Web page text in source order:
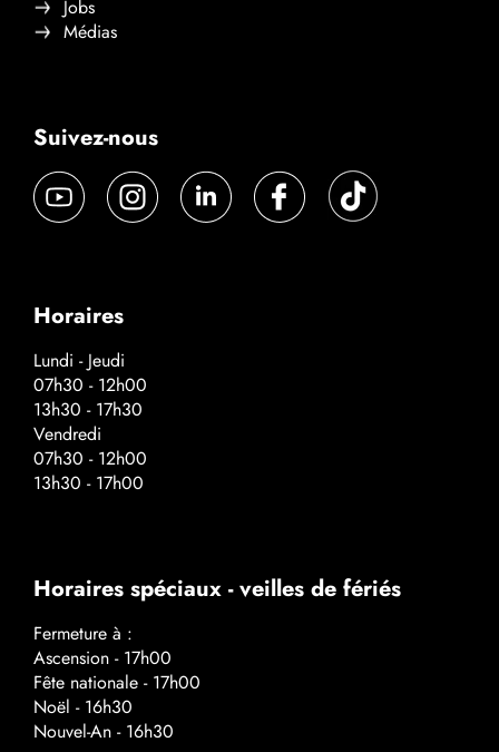
Jobs
Médias
Suivez-nous
Horaires
Lundi - Jeudi
07h30 - 12h00
13h30 - 17h30
Vendredi
07h30 - 12h00
13h30 - 17h00
Horaires spéciaux - veilles de fériés
Fermeture à :
Ascension - 17h00
Fête nationale - 17h00
Noël - 16h30
Nouvel-An - 16h30